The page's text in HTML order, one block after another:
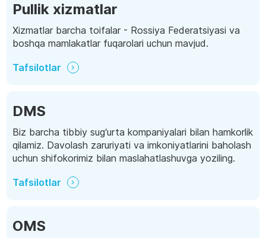
Pullik xizmatlar
Xizmatlar barcha toifalar - Rossiya Federatsiyasi va
boshqa mamlakatlar fuqarolari uchun mavjud.
Tafsilotlar
DMS
Biz barcha tibbiy sug‘urta kompaniyalari bilan hamkorlik
qilamiz. Davolash zaruriyati va imkoniyatlarini baholash
uchun shifokorimiz bilan maslahatlashuvga yoziling.
Tafsilotlar
OMS